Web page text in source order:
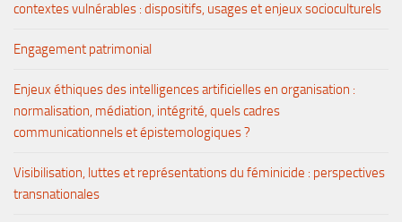
contextes vulnérables : dispositifs, usages et enjeux socioculturels
Engagement patrimonial
Enjeux éthiques des intelligences artificielles en organisation :
normalisation, médiation, intégrité, quels cadres
communicationnels et épistemologiques ?
Visibilisation, luttes et représentations du féminicide : perspectives
transnationales